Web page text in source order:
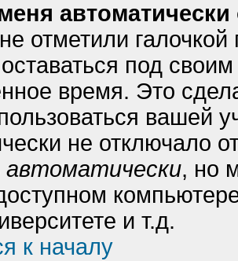
автоматически
отметили галочкой
под
время. Это
вашей
не отключало
автоматически, но
и т.д.
к началу